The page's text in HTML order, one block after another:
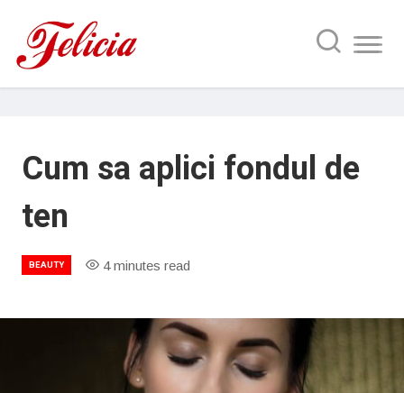
Cum sa aplici fondul de
ten
BEAUTY 4 minutes read